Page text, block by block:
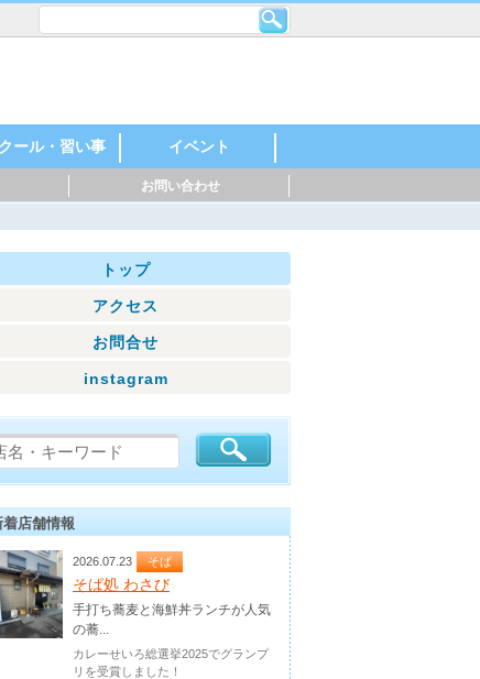
タルスペース・
アオフィス
・金属・鉄鋼
・製紙
・石油化学
車・自動車部
バイク
・化粧品
・飲料
・住宅
ール・習い事
・英会話
ーツ
・ネイル
け・作法
ガーデニング
芸術
園・保育園
サージ
ス・日本舞踊
・ピラティス
ドクラフト
イベント
神社・仏閣
お祭り・花火
親子参加型
○○教室
スポーツイベント
音楽・楽器
マルシェ
お問い合わせ
トップ
アクセス
お問合せ
instagram
着店舗情報
2026.07.23 そば
そば処 わさび
手打ち蕎麦と海鮮丼ランチが人気
の蕎...
カレーせいろ総選挙2025でグランプ
リを受賞しました！